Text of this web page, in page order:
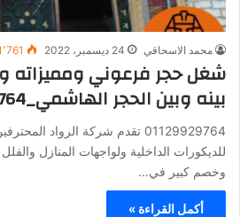
محمد الاسحاقي 24 ديسمبر، 2022
شغل حجر فرعوني ومميزاته
بينه وبين الحجر الهاشمي_01129929764
01129929764 تقدم شركة
للديكورات الداخلية ولواجهات المنازل
وخصم كبير في…
أكمل القراءة »